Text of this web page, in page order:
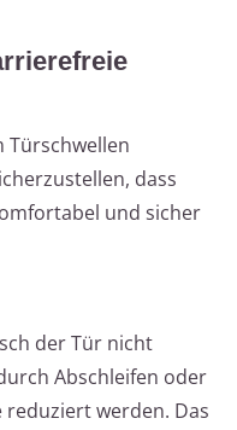
Türschwellen
dass
und sicher
der Tür nicht
Abschleifen oder
reduziert werden. Das